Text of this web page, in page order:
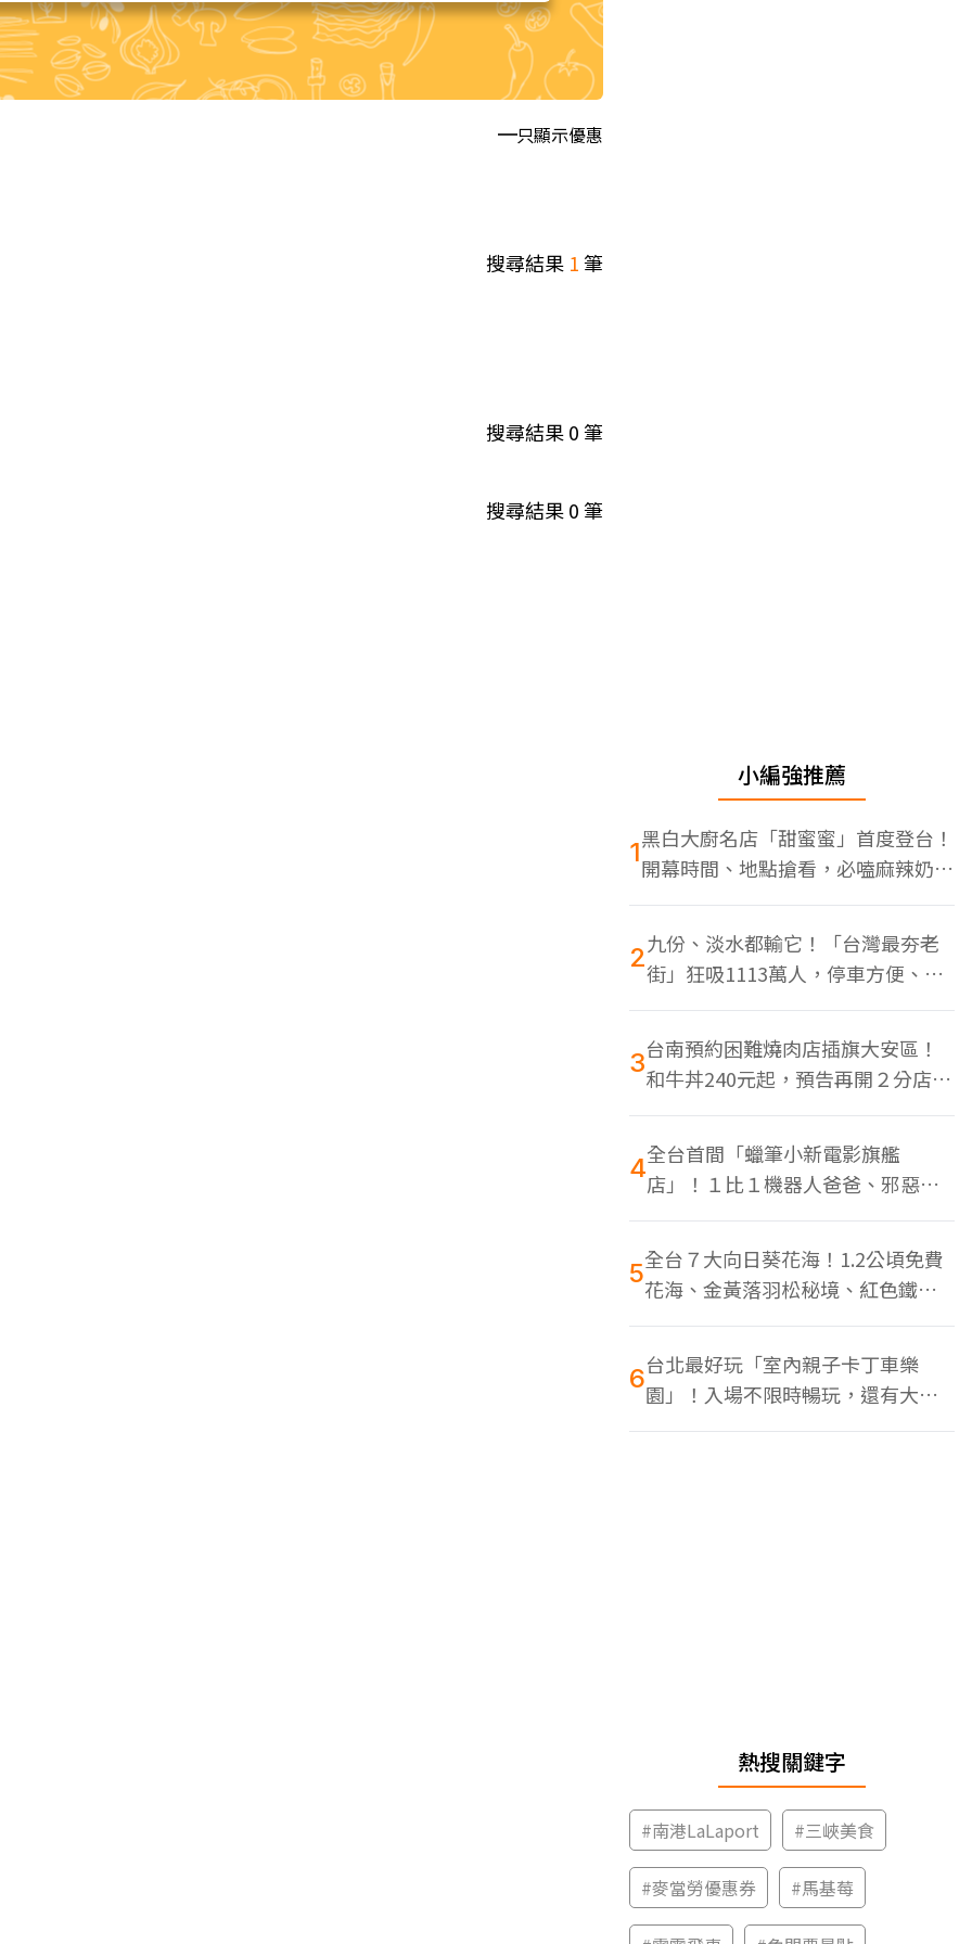
只顯示優惠
搜尋結果 1筆
搜尋結果0筆
搜尋結果0筆
小編強推薦
1黑白大廚名店「甜蜜蜜」首度登台！
開幕時間、地點搶看，必嗑麻辣奶油
蝦
2九份、淡水都輸它！「台灣最夯老
街」狂吸1113萬人，停車方便、特
色美食多
3台南預約困難燒肉店插旗大安區！
和牛丼240元起，預告再開２分店、
地點曝光
4全台首間「蠟筆小新電影旗艦
店」！１比１機器人爸爸、邪惡正
男，百款周邊買翻
5全台７大向日葵花海！1.2公頃免費
花海、金黃落羽松秘境、紅色鐵橋
同框
6台北最好玩「室內親子卡丁車樂
園」！入場不限時暢玩，還有大螢
幕Switch遊戲區
熱搜關鍵字
#南港LaLaport #三峽美食
#麥當勞優惠券 #馬基莓